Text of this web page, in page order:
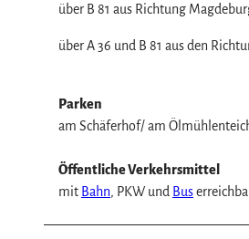
über B 81 aus Richtung
über A 36 und B 81 aus den
Parken
am Schäferhof/ am
Öffentliche Verkehrsmittel
mit Bahn, PKW und Bus